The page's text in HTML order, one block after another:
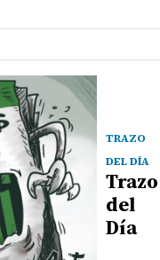
TRAZO
DEL DÍA
Trazo
del
Día